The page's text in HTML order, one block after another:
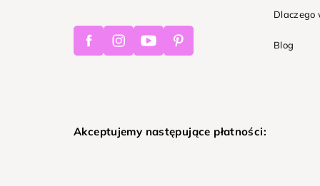
FacebookInstagramYoutubePinterest
Dlaczego
Blog
Akceptujemy następujące płatności: